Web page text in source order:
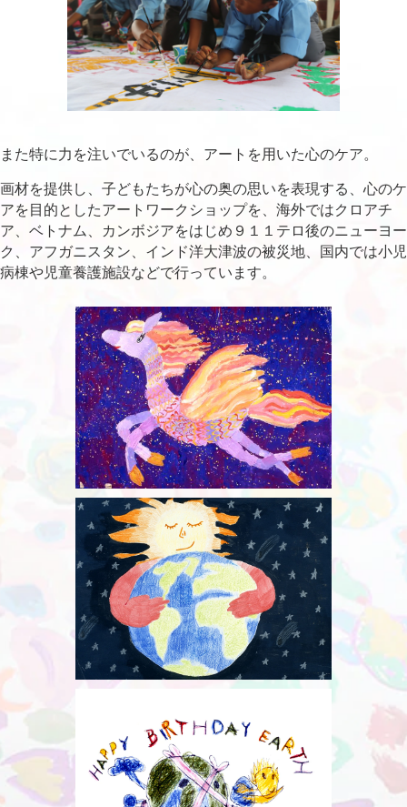
また特に力を注いでいるのが、アートを用いた心のケア。
画材を提供し、子どもたちが心の奥の思いを表現する、心のケ
アを目的としたアートワークショップを、海外ではクロアチ
ア、ベトナム、カンボジアをはじめ９１１テロ後のニューヨー
ク、アフガニスタン、インド洋大津波の被災地、国内では小児
病棟や児童養護施設などで行っています。